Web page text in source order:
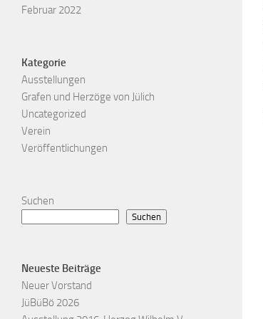
Februar 2022
Kategorie
Ausstellungen
Grafen und Herzöge von Jülich
Uncategorized
Verein
Veröffentlichungen
Suchen
Suchen
Neueste Beiträge
Neuer Vorstand
JüBüBö 2026